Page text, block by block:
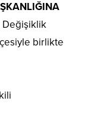
Değişiklik
birlikte